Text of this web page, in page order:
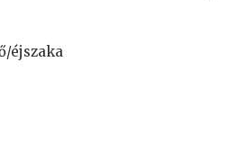
éjszaka